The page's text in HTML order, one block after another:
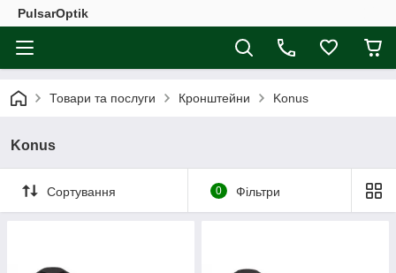
PulsarOptik
Товари та послуги Кронштейни Konus
Konus
Сортування 0 Фільтри